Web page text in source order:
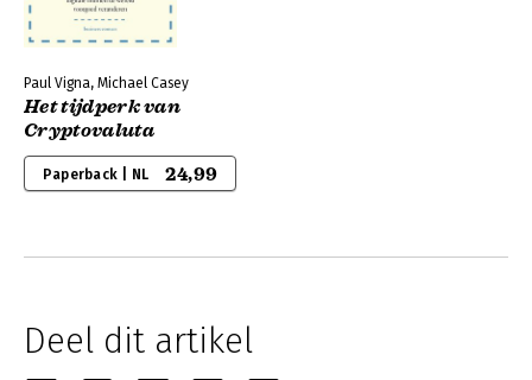
Paul Vigna, Michael Casey
Het tijdperk van
Cryptovaluta
Paperback | NL 24,99
Deel dit artikel